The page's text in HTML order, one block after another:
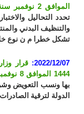
الموافق 2 نوفمبر سنة 2022
تحدد التحاليل
والتنظيف البدني
تشكل خطرا م ن نوع
2022/12/07:
1444 الموافق 8 نوفمبر سنة 2022
بها ونسب التعويض
الدولة لترقية